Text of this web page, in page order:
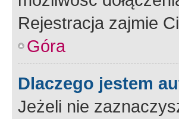
Rejestracja zajmie
Góra
Dlaczego jestem
Jeżeli nie